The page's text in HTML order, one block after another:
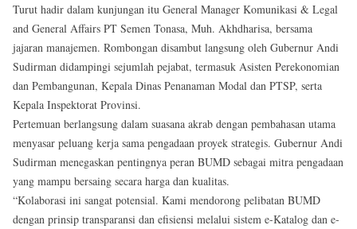
Turut hadir dalam kunjungan itu General Manager Komunikasi & Legal
and General Affairs PT Semen Tonasa, Muh. Akhdharisa, bersama
jajaran manajemen. Rombongan disambut langsung oleh Gubernur Andi
Sudirman didampingi sejumlah pejabat, termasuk Asisten Perekonomian
dan Pembangunan, Kepala Dinas Penanaman Modal dan PTSP, serta
Kepala Inspektorat Provinsi.
Pertemuan berlangsung dalam suasana akrab dengan pembahasan utama
menyasar peluang kerja sama pengadaan proyek strategis. Gubernur Andi
Sudirman menegaskan pentingnya peran BUMD sebagai mitra pengadaan
yang mampu bersaing secara harga dan kualitas.
“Kolaborasi ini sangat potensial. Kami mendorong pelibatan BUMD
dengan prinsip transparansi dan efisiensi melalui sistem e-Katalog dan e-